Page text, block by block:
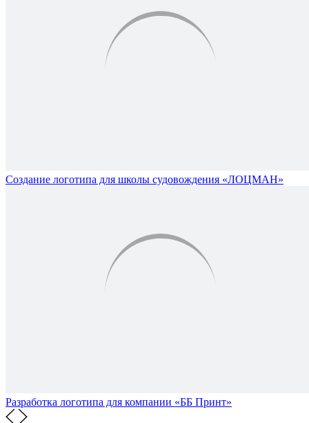
Создание логотипа для школы судовождения «ЛОЦМАН»
Разработка логотипа для компании «ББ Принт»